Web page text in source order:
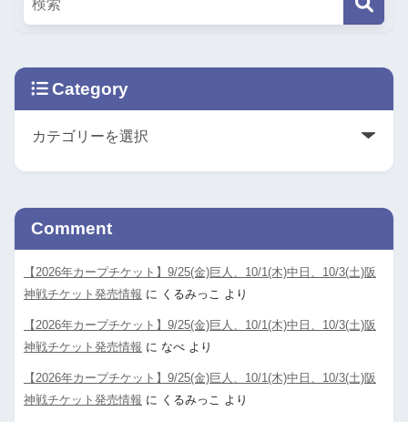
Category
Comment
【2026年カープチケット】9/25(金)巨人、10/1(木)中日、10/3(土)阪
神戦チケット発売情報 に くるみっこ より
【2026年カープチケット】9/25(金)巨人、10/1(木)中日、10/3(土)阪
神戦チケット発売情報 に なべ より
【2026年カープチケット】9/25(金)巨人、10/1(木)中日、10/3(土)阪
神戦チケット発売情報 に くるみっこ より